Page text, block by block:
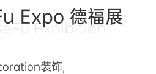
Expo 德福展
Exhibition
装饰,